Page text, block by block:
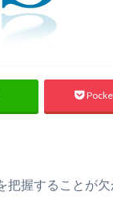
把握することが